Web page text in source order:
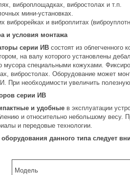
виброплощадках, вибростолах и т.п.
мини-установках.
виброрейках и виброплитах
и условия монтажа
серии ИВ состоят из облегченного
на валу которого установлены
мусора специальными кожухами.
вибростолах. Оборудование может
При необходимости увеличить
серии ИВ
и удобные в эксплуатации
и относительно небольшому весу.
и передовые технологии.
данного типа следует
Модель